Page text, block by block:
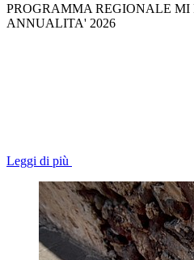
PROGRAMMA REGIONALE MI
ANNUALITA' 2026
Leggi di più